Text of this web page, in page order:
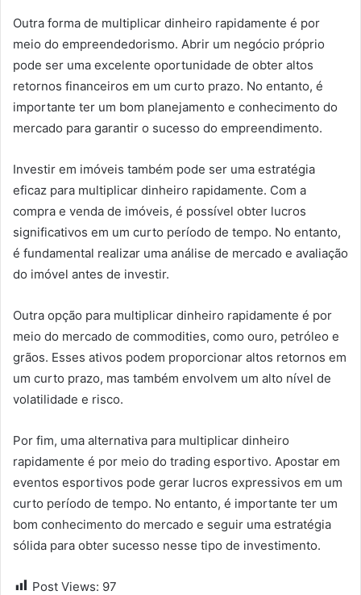
Outra forma de multiplicar dinheiro rapidamente é por
meio do empreendedorismo. Abrir um negócio próprio
pode ser uma excelente oportunidade de obter altos
retornos financeiros em um curto prazo. No entanto, é
importante ter um bom planejamento e conhecimento do
mercado para garantir o sucesso do empreendimento.
Investir em imóveis também pode ser uma estratégia
eficaz para multiplicar dinheiro rapidamente. Com a
compra e venda de imóveis, é possível obter lucros
significativos em um curto período de tempo. No entanto,
é fundamental realizar uma análise de mercado e avaliação
do imóvel antes de investir.
Outra opção para multiplicar dinheiro rapidamente é por
meio do mercado de commodities, como ouro, petróleo e
grãos. Esses ativos podem proporcionar altos retornos em
um curto prazo, mas também envolvem um alto nível de
volatilidade e risco.
Por fim, uma alternativa para multiplicar dinheiro
rapidamente é por meio do trading esportivo. Apostar em
eventos esportivos pode gerar lucros expressivos em um
curto período de tempo. No entanto, é importante ter um
bom conhecimento do mercado e seguir uma estratégia
sólida para obter sucesso nesse tipo de investimento.
Post Views: 97